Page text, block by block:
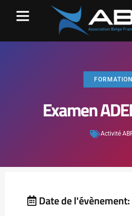
FORMATION
Examen
Activité
Date de l'évènement: